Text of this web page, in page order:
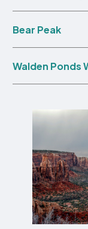
Bear Peak
Walden Ponds